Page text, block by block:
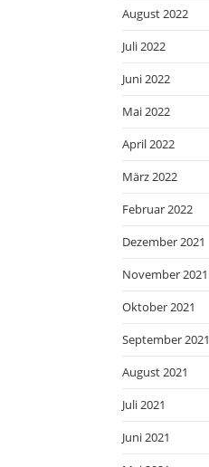
August 2022
Juli 2022
Juni 2022
Mai 2022
April 2022
März 2022
Februar 2022
Dezember 2021
November 2021
Oktober 2021
September 2021
August 2021
Juli 2021
Juni 2021